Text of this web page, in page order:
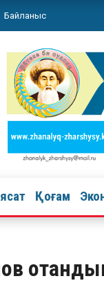
Байланыс
Қоғам